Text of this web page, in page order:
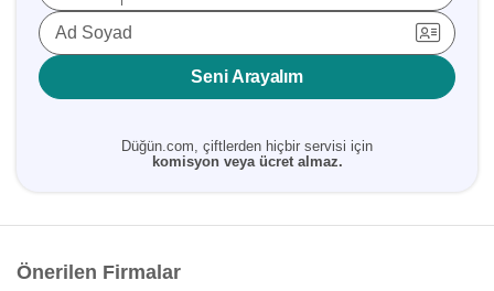
Ad Soyad
Seni Arayalım
Düğün.com, çiftlerden hiçbir servisi için
komisyon veya ücret almaz.
Önerilen Firmalar